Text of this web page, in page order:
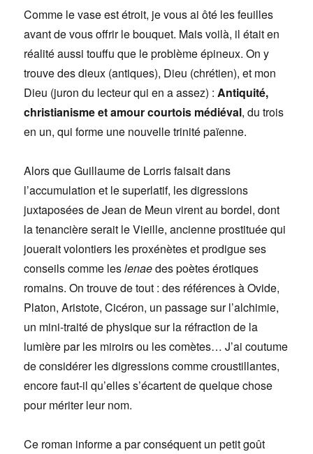
Comme le vase est étroit, je vous ai ôté les feuilles
avant de vous offrir le bouquet. Mais voilà, il était en
réalité aussi touffu que le problème épineux. On y
trouve des dieux (antiques), Dieu (chrétien), et mon
Dieu (juron du lecteur qui en a assez) :Antiquité,
christianisme et amour courtois médiéval, du trois
en un, qui forme une nouvelle trinité païenne.
Alors que Guillaume de Lorris faisait dans
l’accumulation et le superlatif, les digressions
juxtaposées de Jean de Meun virent au bordel, dont
la tenancière serait le Vieille, ancienne prostituée qui
jouerait volontiers les proxénètes et prodigue ses
conseils comme leslenaedes poètes érotiques
romains. On trouve de tout : des références à Ovide,
Platon, Aristote, Cicéron, un passage sur l’alchimie,
un mini-traité de physique sur la réfraction de la
lumière par les miroirs ou les comètes… J’ai coutume
de considérer les digressions comme croustillantes,
encore faut-il qu’elles s’écartent de quelque chose
pour mériter leur nom.
Ce roman informe a par conséquent un petit goût